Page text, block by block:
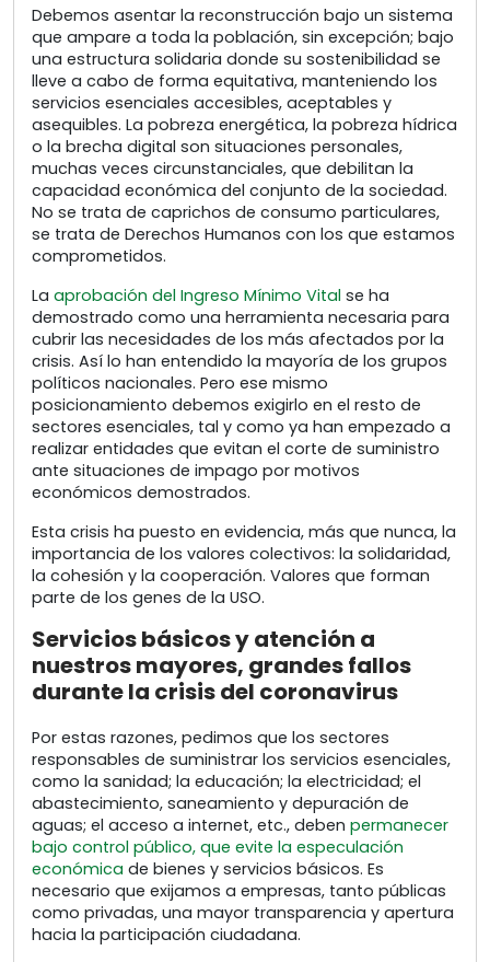
Debemos asentar la reconstrucción bajo un sistema
que ampare a toda la población, sin excepción; bajo
una estructura solidaria donde su sostenibilidad se
lleve a cabo de forma equitativa, manteniendo los
servicios esenciales accesibles, aceptables y
asequibles. La pobreza energética, la pobreza hídrica
o la brecha digital son situaciones personales,
muchas veces circunstanciales, que debilitan la
capacidad económica del conjunto de la sociedad.
No se trata de caprichos de consumo particulares,
se trata de Derechos Humanos con los que estamos
comprometidos.
La aprobación del Ingreso Mínimo Vital se ha
demostrado como una herramienta necesaria para
cubrir las necesidades de los más afectados por la
crisis. Así lo han entendido la mayoría de los grupos
políticos nacionales. Pero ese mismo
posicionamiento debemos exigirlo en el resto de
sectores esenciales, tal y como ya han empezado a
realizar entidades que evitan el corte de suministro
ante situaciones de impago por motivos
económicos demostrados.
Esta crisis ha puesto en evidencia, más que nunca, la
importancia de los valores colectivos: la solidaridad,
la cohesión y la cooperación. Valores que forman
parte de los genes de la USO.
Servicios básicos y atención a
nuestros mayores, grandes fallos
durante la crisis del coronavirus
Por estas razones, pedimos que los sectores
responsables de suministrar los servicios esenciales,
como la sanidad; la educación; la electricidad; el
abastecimiento, saneamiento y depuración de
aguas; el acceso a internet, etc., deben permanecer
bajo control público, que evite la especulación
económica de bienes y servicios básicos. Es
necesario que exijamos a empresas, tanto públicas
como privadas, una mayor transparencia y apertura
hacia la participación ciudadana.